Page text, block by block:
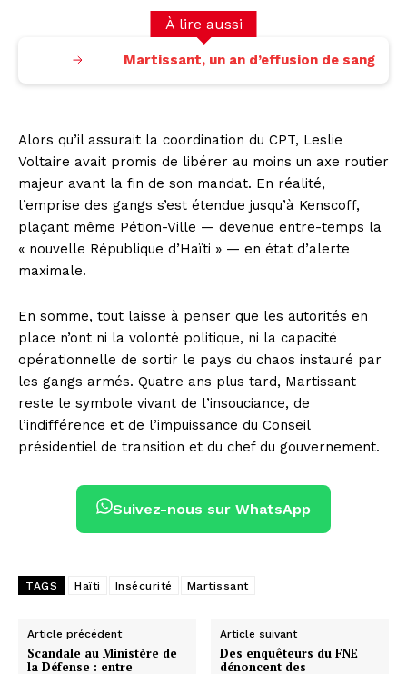
À lire aussi
Martissant, un an d’effusion de sang
Alors qu’il assurait la coordination du CPT, Leslie
Voltaire avait promis de libérer au moins un axe routier
majeur avant la fin de son mandat. En réalité,
l’emprise des gangs s’est étendue jusqu’à Kenscoff,
plaçant même Pétion-Ville — devenue entre-temps la
« nouvelle République d’Haïti » — en état d’alerte
maximale.
En somme, tout laisse à penser que les autorités en
place n’ont ni la volonté politique, ni la capacité
opérationnelle de sortir le pays du chaos instauré par
les gangs armés. Quatre ans plus tard, Martissant
reste le symbole vivant de l’insouciance, de
l’indifférence et de l’impuissance du Conseil
présidentiel de transition et du chef du gouvernement.
Suivez-nous sur WhatsApp
TAGS Haïti Insécurité Martissant
Article précédent
Scandale au Ministère de
la Défense : entre
Article suivant
Des enquêteurs du FNE
dénoncent des